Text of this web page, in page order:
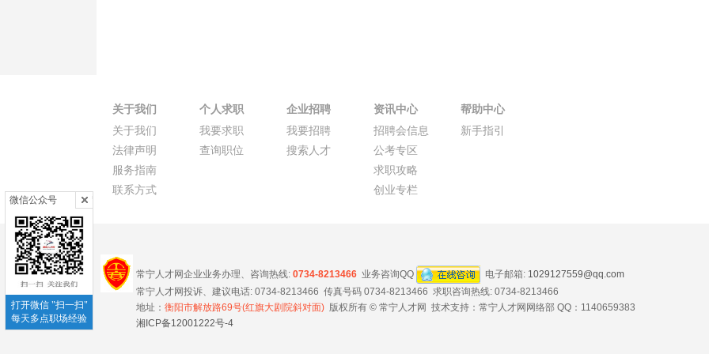
关于我们
关于我们
法律声明
服务指南
联系方式
个人求职
我要求职
查询职位
企业招聘
我要招聘
搜索人才
资讯中心
招聘会信息
公考专区
求职攻略
创业专栏
帮助中心
新手指引
常宁人才网企业业务办理、咨询热线: 0734-8213466 业务咨询QQ 电子邮箱: 1029127559@qq.com
常宁人才网投诉、建议电话: 0734-8213466 传真号码 0734-8213466 求职咨询热线: 0734-8213466
地址： 衡阳市解放路69号(红旗大剧院斜对面) 版权所有 © 常宁人才网 技术支持：常宁人才网网络部 QQ：1140659383
湘ICP备12001222号-4
微信公众号
打开微信 "扫一扫"
每天多点职场经验